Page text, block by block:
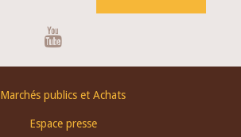
Marchés publics et Achats
Espace presse